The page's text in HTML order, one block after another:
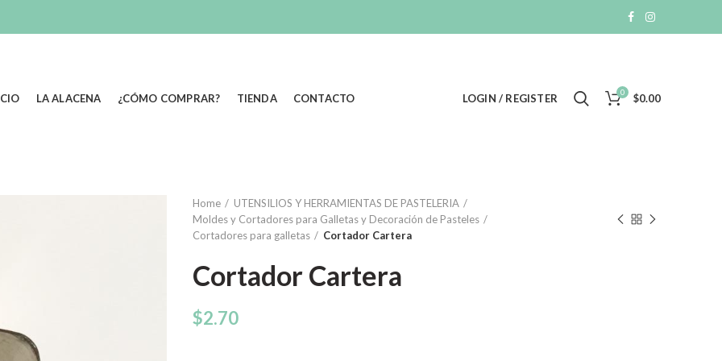
LA ALACENA ¿CÓMO COMPRAR? TIENDA CONTACTO LOGIN / REGISTER 0 $0.00
Home
UTENSILIOS Y HERRAMIENTAS DE PASTELERIA
Moldes y Cortadores para Galletas y Decoración de Pasteles
Cortadores para galletas
Cortador Cartera
Cortador Cartera
$2.70